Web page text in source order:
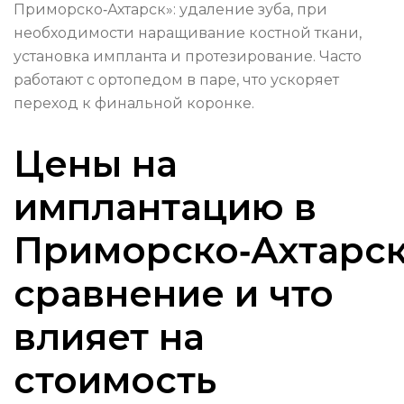
Приморско‑Ахтарск»: удаление зуба, при
необходимости наращивание костной ткани,
установка импланта и протезирование. Часто
работают с ортопедом в паре, что ускоряет
переход к финальной коронке.
Цены на
имплантацию в
сравнение и что
влияет на
стоимость